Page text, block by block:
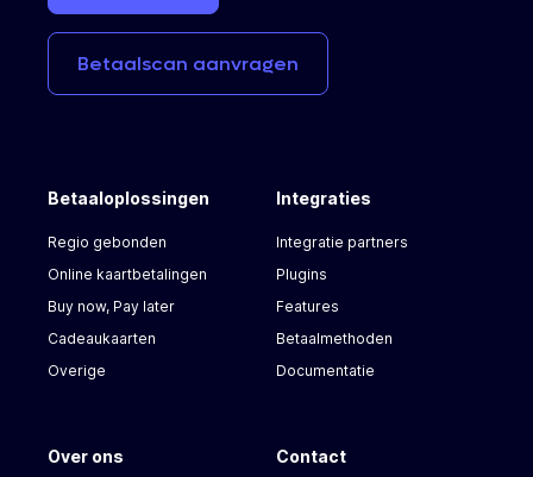
Betaalscan aanvragen
Betaaloplossingen
Regio gebonden
Online kaartbetalingen
Buy now, Pay later
Cadeaukaarten
Overige
Integraties
Integratie partners
Plugins
Features
Betaalmethoden
Documentatie
Over ons Contact